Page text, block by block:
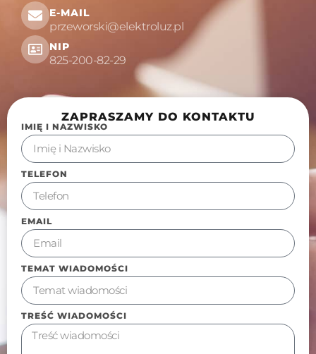
E-MAIL
przeworski@elektroluz.pl
NIP
825-200-82-29
ZAPRASZAMY DO KONTAKTU
IMIĘ I NAZWISKO
TELEFON
EMAIL
TEMAT WIADOMOŚCI
TREŚĆ WIADOMOŚCI